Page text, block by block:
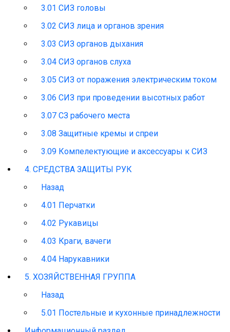
3.01 СИЗ головы
3.02 СИЗ лица и органов зрения
3.03 СИЗ органов дыхания
3.04 СИЗ органов слуха
3.05 СИЗ от поражения электрическим током
3.06 СИЗ при проведении высотных работ
3.07 СЗ рабочего места
3.08 Защитные кремы и спреи
3.09 Компелектующие и аксессуары к СИЗ
4. СРЕДСТВА ЗАЩИТЫ РУК
Назад
4.01 Перчатки
4.02 Рукавицы
4.03 Краги, вачеги
4.04 Нарукавники
5. ХОЗЯЙСТВЕННАЯ ГРУППА
Назад
5.01 Постельные и кухонные принадлежности